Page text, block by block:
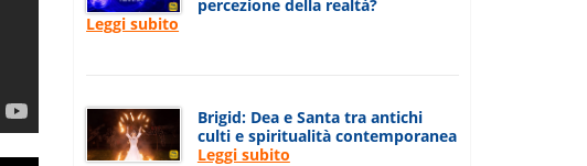
percezione della realtà?
Leggi subito
Brigid: Dea e Santa tra antichi
culti e spiritualità contemporanea
Leggi subito